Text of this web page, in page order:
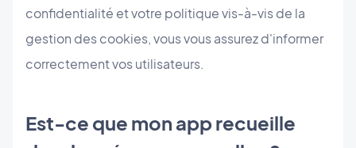
confidentialité et votre politique vis-à-vis de la
gestion des cookies, vous vous assurez d'informer
correctement vos utilisateurs.
Est-ce que mon app recueille